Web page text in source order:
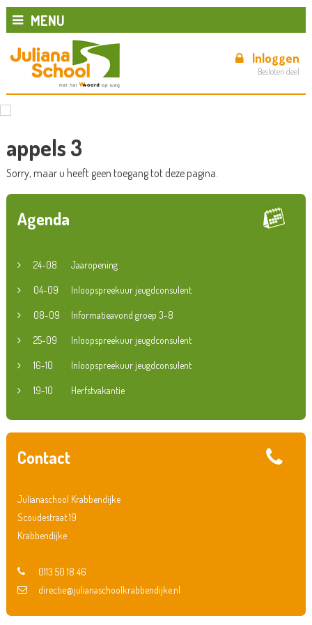
MENU
Inloggen
Besloten deel
appels 3
Sorry, maar u heeft geen toegang tot deze pagina.
Agenda
24-08 Jaaropening
04-09 Inloopspreekuur jeugdconsulent
08-09 Informatieavond groep 3-8
25-09 Inloopspreekuur jeugdconsulent
16-10 Inloopspreekuur jeugdconsulent
19-10 Herfstvakantie
Contact
Julianaschool Krabbendijke
Scoudestraat 19
Krabbendijke
0113 50 18 46
directie@julianaschoolkrabbendijke.nl